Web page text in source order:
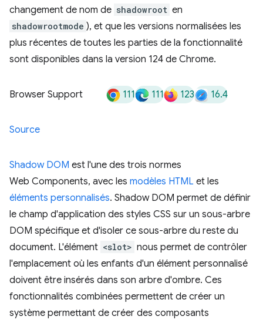
changement de nom de shadowroot en
shadowrootmode ), et que les versions normalisées les
plus récentes de toutes les parties de la fonctionnalité
sont disponibles dans la version 124 de Chrome.
Browser Support 111 111 123 16.4
Source
Shadow DOM est l'une des trois normes
Web Components, avec les modèles HTML et les
éléments personnalisés. Shadow DOM permet de définir
le champ d'application des styles CSS sur un sous-arbre
DOM spécifique et d'isoler ce sous-arbre du reste du
document. L'élément <slot> nous permet de contrôler
l'emplacement où les enfants d'un élément personnalisé
doivent être insérés dans son arbre d'ombre. Ces
fonctionnalités combinées permettent de créer un
système permettant de créer des composants